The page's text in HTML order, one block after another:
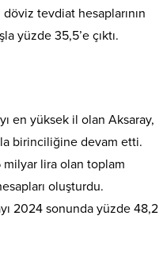
tevdi­at hesaplarının
yüzde 35,5’e çıktı.
en yüksek il olan Aksaray,
birinciliğine devam etti.
milyar lira olan toplam
oluş­turdu.
2024 sonunda yüzde 48,2